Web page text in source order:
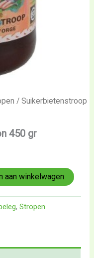
/ Suikerbietenstroop
450 gr
aan winkelwagen
,Stropen